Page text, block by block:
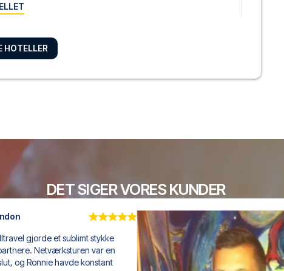
House, London City
Hotel...
Victoria
H...
HOTELLER
DET SIGER VORES KUNDER
et sublimt stykke
var en
havde konstant